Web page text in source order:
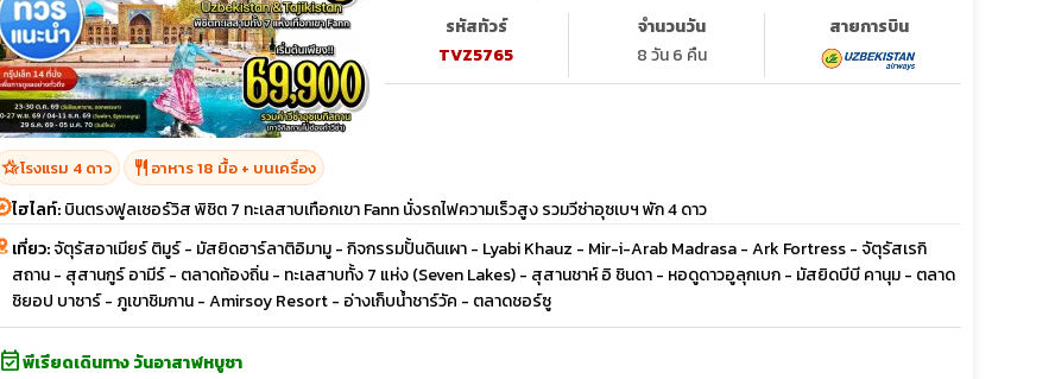
รหัสทัวร์
TVZ5765
จำนวนวัน
8 วัน 6 คืน
สายการบิน
hotel_classโรงแรม 4 ดาว restaurant อาหาร 18 มื้อ + บนเครื่อง
ไฮไลท์:บินตรงฟูลเซอร์วิส พิชิต 7 ทะเลสาบเทือกเขา Fann นั่งรถไฟความเร็วสูง รวมวีซ่าอุซเบฯ พัก 4 ดาว
เที่ยว:จัตุรัสอาเมียร์ ติมูร์ - มัสยิดฮาร์ลาติอิมามู - กิจกรรมปั้นดินเผา - Lyabi Khauz - Mir-i-Arab Madrasa - Ark Fortress - จัตุรัสเรกิ
สถาน - สุสานกูร์ อามีร์ - ตลาดท้องถิ่น - ทะเลสาบทั้ง 7 แห่ง (Seven Lakes) - สุสานชาห์ อิ ชินดา - หอดูดาวอูลุกเบก - มัสยิดบีบี คานุม - ตลาด
ชิยอป บาซาร์ - ภูเขาชิมกาน - Amirsoy Resort - อ่างเก็บน้ำชาร์วัค - ตลาดชอร์ซู
event_availableพีเรียดเดินทาง วันอาสาฬหบูชา